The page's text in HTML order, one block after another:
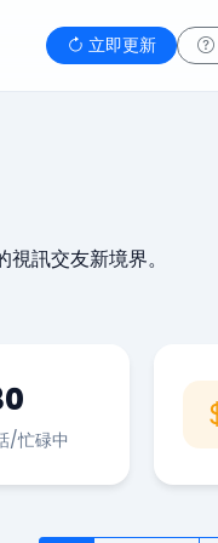
立即更新
訊交友新境界。
/忙碌中